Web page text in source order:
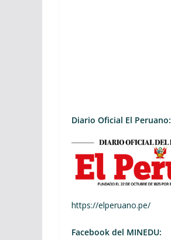
Diario Oficial El Peruano:
https://elperuano.pe/
Facebook del MINEDU: